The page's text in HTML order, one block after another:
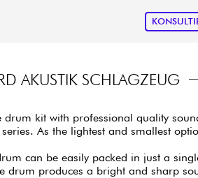
AKUSTIK SCHLAGZEUG
kit with professional quality
As the lightest and smallest
can be easily packed in just a
produces a bright and sharp